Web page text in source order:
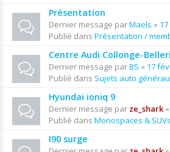
Présentation
Dernier message parMaels «
Publié dans Présentation /
Centre Audi Collonge-
Dernier message parBS « 17
Publié dans Sujets auto
Hyundai ioniq 9
Dernier message par ze_shark«
Publié dans Monospaces & SUVs
I90 surge